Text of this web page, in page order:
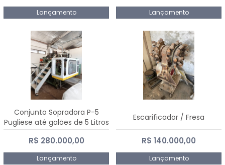
Lançamento Lançamento
Conjunto Sopradora P-5
Pugliese até galões de 5 Litros
R$ 280.000,00
Lançamento
Escarificador / Fresa
R$ 140.000,00
Lançamento